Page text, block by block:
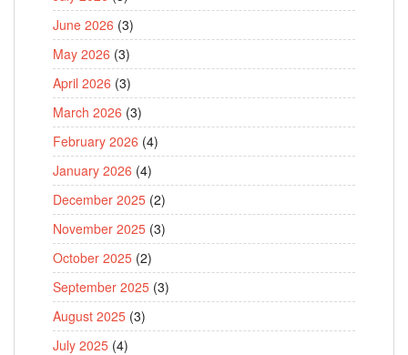
June 2026 (3)
May 2026 (3)
April 2026 (3)
March 2026 (3)
February 2026 (4)
January 2026 (4)
December 2025 (2)
November 2025 (3)
October 2025 (2)
September 2025 (3)
August 2025 (3)
July 2025 (4)